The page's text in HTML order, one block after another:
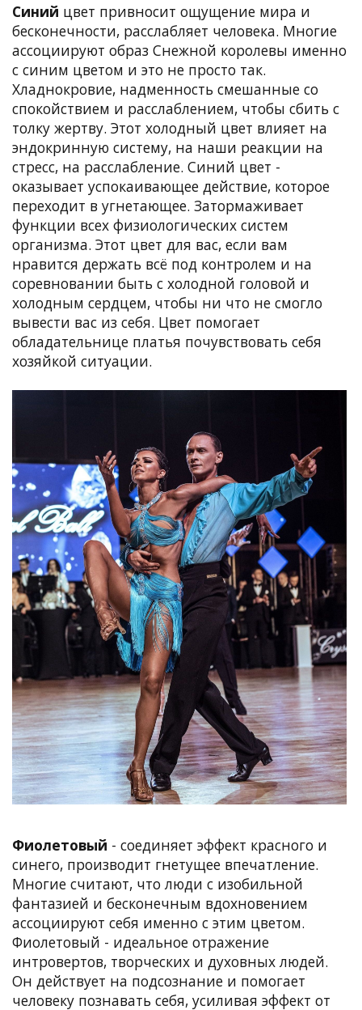
Синий цвет привносит ощущение мира и
бесконечности, расслабляет человека. Многие
ассоциируют образ Снежной королевы именно
с синим цветом и это не просто так.
Хладнокровие, надменность смешанные со
спокойствием и расслаблением, чтобы сбить с
толку жертву. Этот холодный цвет влияет на
эндокринную систему, на наши реакции на
стресс, на расслабление. Синий цвет -
оказывает успокаивающее действие, которое
переходит в угнетающее. Затормаживает
функции всех физиологических систем
организма. Этот цвет для вас, если вам
нравится держать всё под контролем и на
соревновании быть с холодной головой и
холодным сердцем, чтобы ни что не смогло
вывести вас из себя. Цвет помогает
обладательнице платья почувствовать себя
хозяйкой ситуации.
Фиолетовый - соединяет эффект красного и
синего, производит гнетущее впечатление.
Многие считают, что люди с изобильной
фантазией и бесконечным вдохновением
ассоциируют себя именно с этим цветом.
Фиолетовый - идеальное отражение
интровертов, творческих и духовных людей.
Он действует на подсознание и помогает
человеку познавать себя, усиливая эффект от